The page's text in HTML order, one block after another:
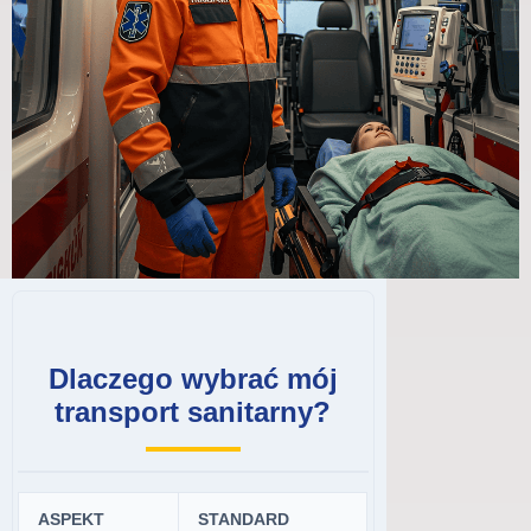
Dlaczego wybrać mój
transport sanitarny?
ASPEKT STANDARD